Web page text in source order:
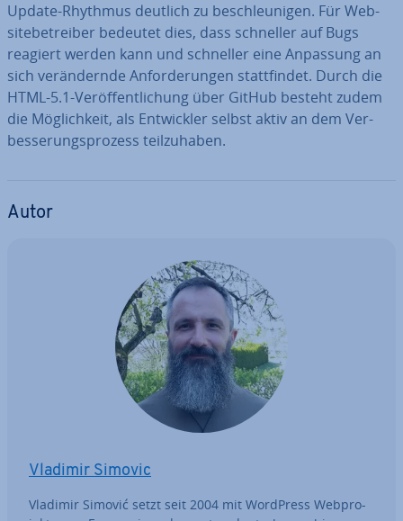
Update-Rhythmus deutlich zu be­schleu­ni­gen. Für Web­
site­be­trei­ber bedeutet dies, dass schneller auf Bugs
reagiert werden kann und schneller eine Anpassung an
sich ver­än­dern­de An­for­de­run­gen statt­fin­det. Durch die
HTML-5.1-Ver­öf­fent­li­chung über GitHub besteht zudem
die Mög­lich­keit, als Ent­wick­ler selbst aktiv an dem Ver­
bes­se­rungs­pro­zess teil­zu­ha­ben.
Autor
Vladimir Simovic
Vladimir Simović setzt seit 2004 mit WordPress Web­pro­